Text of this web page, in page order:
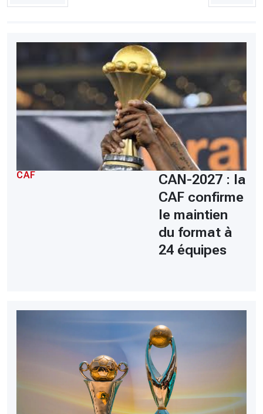
CAF
CAN-2027 : la
CAF confirme
le maintien
du format à
24 équipes